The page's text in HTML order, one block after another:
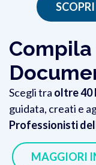
Compila
Scegli tra oltre 40
guidata, creati e
Professionisti
MAGGIORI